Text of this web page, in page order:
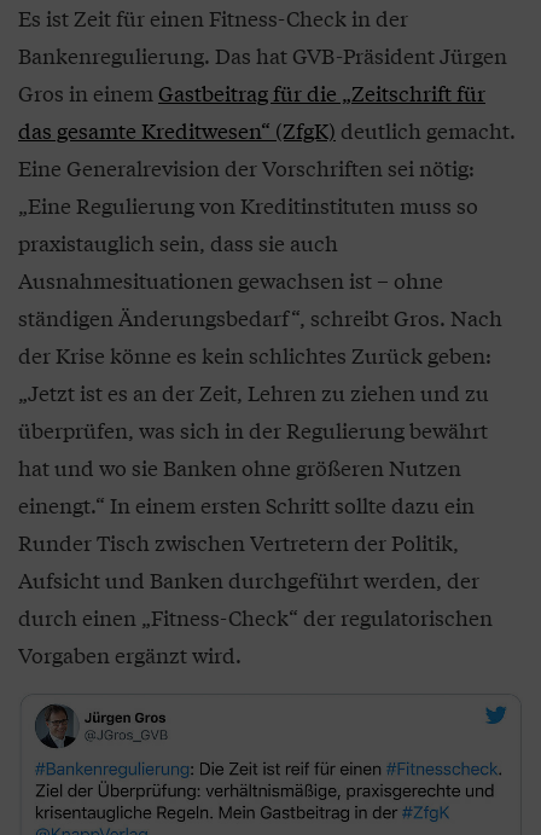
Es ist Zeit für einen Fitness-Check in der
Bankenregulierung. Das hat GVB-Präsident Jürgen
Gros in einem Gastbeitrag für die „Zeitschrift für
das gesamte Kreditwesen“ (ZfgK) deutlich gemacht.
Eine Generalrevision der Vorschriften sei nötig:
„Eine Regulierung von Kreditinstituten muss so
praxistauglich sein, dass sie auch
Ausnahmesituationen gewachsen ist – ohne
ständigen Änderungsbedarf“, schreibt Gros. Nach
der Krise könne es kein schlichtes Zurück geben:
„Jetzt ist es an der Zeit, Lehren zu ziehen und zu
überprüfen, was sich in der Regulierung bewährt
hat und wo sie Banken ohne größeren Nutzen
einengt.“ In einem ersten Schritt sollte dazu ein
Runder Tisch zwischen Vertretern der Politik,
Aufsicht und Banken durchgeführt werden, der
durch einen „Fitness-Check“ der regulatorischen
Vorgaben ergänzt wird.